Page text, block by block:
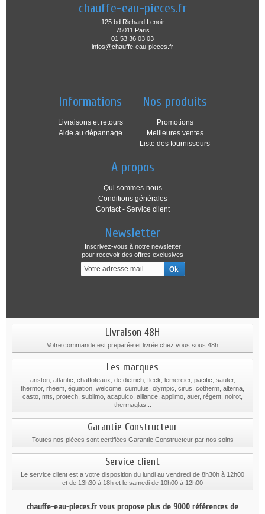
chauffe-eau-pieces.fr
125 bd Richard Lenoir
75011 Paris
01 53 36 03 03
infos@chauffe-eau-pieces.fr
Informations
Livraisons et retours
Aide au dépannage
Nos produits
Promotions
Meilleures ventes
Liste des fournisseurs
A propos
Qui sommes-nous
Conditions générales
Contact - Service client
Newsletter
Inscrivez-vous à notre newsletter
pour recevoir des offres exclusives
Livraison 48H
Votre commande est preparée et livrée chez vous sous 48h
Les marques
ariston, atlantic, chaffoteaux, de dietrich, fleck, lemercier, pacific, sauter,
thermor, rheem, équation, welcome, cumulus, olympic, cirus, cotherm, alterna,
casto, mts, protech, sublimo, acapulco, alliance, applimo, auer, régent, noirot,
thermaglas...
Garantie Constructeur
Toutes nos pièces sont certifiées Garantie Constructeur par nos soins
Service client
Le service client est a votre disposition du lundi au vendredi de 8h30h à 12h00
et de 13h30 à 18h et le samedi de 10h00 à 12h00
chauffe-eau-pieces.fr vous propose plus de 9000 références de